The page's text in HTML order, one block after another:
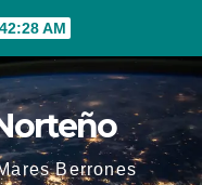
AM
Berrones